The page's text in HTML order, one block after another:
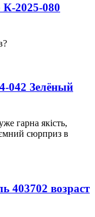
2025-080
042 Зелёный
гарна якість,
сюрприз в
403702 возраст